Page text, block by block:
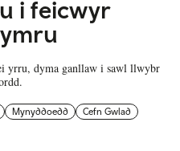
i feicwyr
yrru, dyma ganllaw i sawl llwybr
Mynyddoedd
Cefn Gwlad